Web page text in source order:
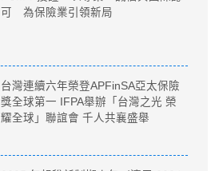
可 為保險業引領新局
台灣連續六年榮登APFinSA亞太保險
獎全球第一 IFPA舉辦「台灣之光 榮
耀全球」聯誼會 千人共襄盛舉